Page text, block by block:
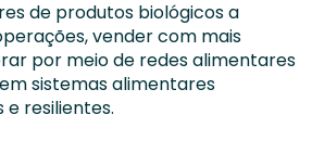
de produtos biológicos a
vender com mais
por meio de redes alimentares
sistemas alimentares
e resilientes.